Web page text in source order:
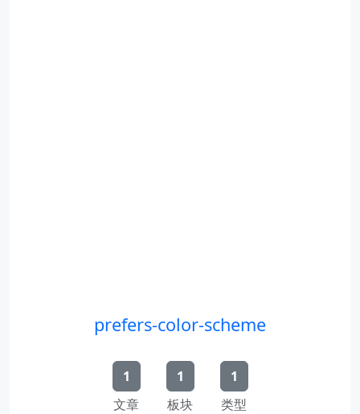
prefers-color-scheme
1
文章
1
板块
1
类型